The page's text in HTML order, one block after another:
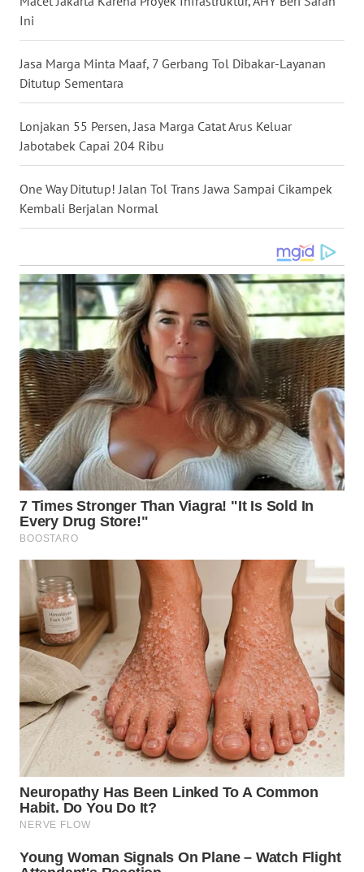
Ini
Jasa Marga Minta Maaf, 7 Gerbang Tol Dibakar-Layanan
Ditutup Sementara
Lonjakan 55 Persen, Jasa Marga Catat Arus Keluar
Jabotabek Capai 204 Ribu
One Way Ditutup! Jalan Tol Trans Jawa Sampai Cikampek
Kembali Berjalan Normal
NUSANTARA
WN
WN
WN
BALI
KALBAR
WN
KALTENG
WN
KALTARA
WN
KALSEL
WN
KALTIM
WN
SULSEL
WN
GORONTALO
WN
SULUT
WN
MALUKU
WN
MALUT
WN